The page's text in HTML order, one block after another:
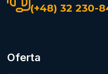
(+48) 32 230-
Oferta